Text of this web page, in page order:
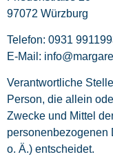
97072 Würzburg
Telefon: 0931
E-Mail:
Verantwortliche
Person, die allein
Zwecke und Mittel
personenbezogenen
o. Ä.) entscheidet.